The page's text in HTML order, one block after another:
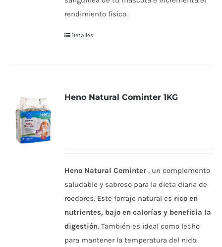
rendimiento físico.
Detalles
Heno Natural Cominter 1KG
Heno Natural Cominter , un complemento
saludable y sabroso para la dieta diaria de
roedores. Este forraje natural es rico en
nutrientes, bajo en calorías y beneficia la
digestión. También es ideal como lecho
para mantener la temperatura del nido.